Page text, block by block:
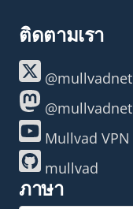
ติดตามเรา
@mullvadnet
@mullvadnet
Mullvad VPN
mullvad
ภาษา